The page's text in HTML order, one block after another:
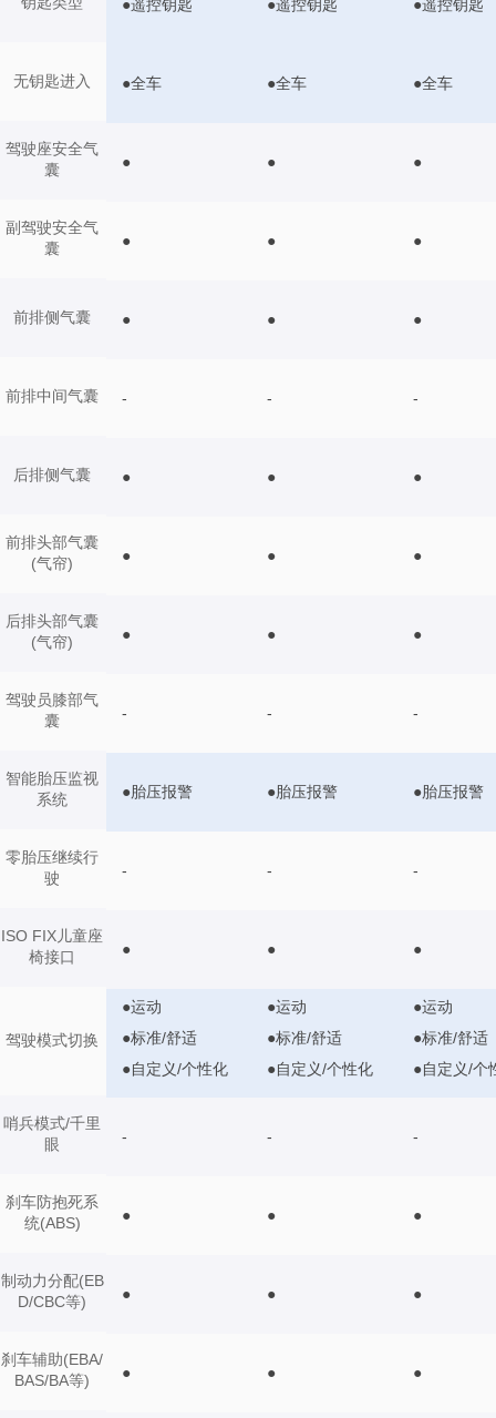
无钥匙进入
驾驶座安全气
囊
副驾驶安全气
囊
前排侧气囊
前排中间气囊
后排侧气囊
前排头部气囊
(气帘)
后排头部气囊
(气帘)
驾驶员膝部气
囊
智能胎压监视
系统
零胎压继续行
驶
ISO FIX儿童座
椅接口
驾驶模式切换
哨兵模式/千里
眼
刹车防抱死系
统(ABS)
制动力分配(EB
D/CBC等)
刹车辅助(EBA/
BAS/BA等)
●遥控钥匙 ●遥控钥匙 ●遥控钥匙
●全车 ●全车 ●全车
● ● ●
● ● ●
● ● ●
- - -
● ● ●
● ● ●
● ● ●
- - -
●胎压报警 ●胎压报警 ●胎压报警
- - -
● ● ●
●运动
●标准/舒适
●自定义/个性化
●运动
●标准/舒适
●自定义/个性化
●运动
●标准/舒适
●自定义/个
- - -
● ● ●
● ● ●
● ● ●